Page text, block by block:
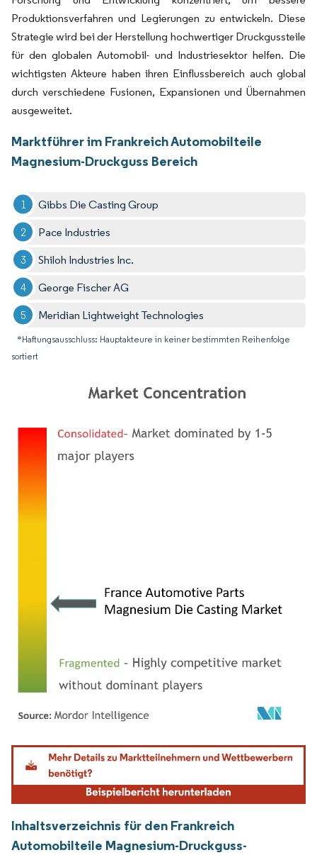
Produktionsverfahren und Legierungen zu entwickeln. Diese
Strategie wird bei der Herstellung hochwertiger Druckgussteile
für den globalen Automobil- und Industriesektor helfen. Die
wichtigsten Akteure haben ihren Einflussbereich auch global
durch verschiedene Fusionen, Expansionen und Übernahmen
ausgeweitet.
Marktführer im Frankreich Automobilteile
Magnesium-Druckguss Bereich
Gibbs Die Casting Group
Pace Industries
Shiloh Industries Inc.
George Fischer AG
Meridian Lightweight Technologies
*Haftungsausschluss: Hauptakteure in keiner bestimmten Reihenfolge
sortiert
Bild © Mordor Intelligence. Wiederverwendung erfordert Namensnennung gemäß
Inhaltsverzeichnis für den Frankreich
Automobilteile Magnesium-Druckguss-